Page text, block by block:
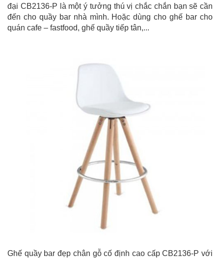
đại CB2136-P là một ý tưởng thú vị chắc chắn bạn sẽ cần
đến cho quầy bar nhà mình. Hoặc dùng cho ghế bar cho
quán cafe – fastfood, ghế quầy tiếp tân,...
Ghế quầy bar đẹp chân gỗ cố định cao cấp CB2136-P với